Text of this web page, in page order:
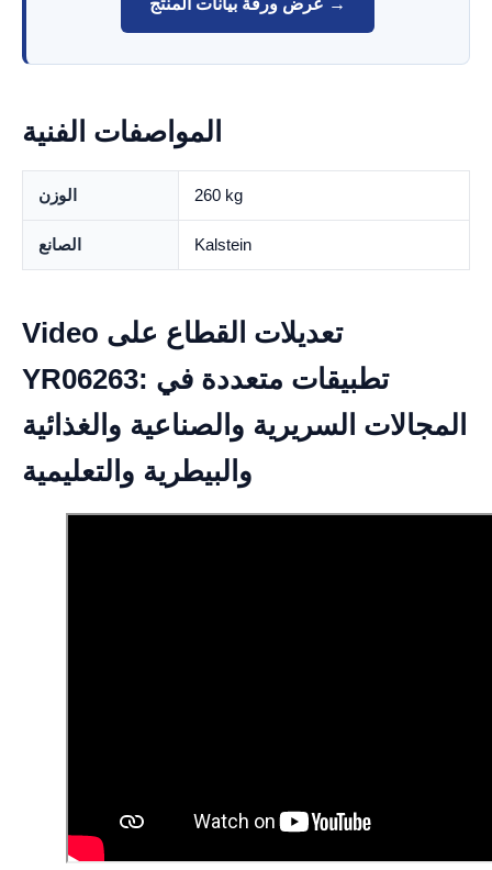
المواصفات الفنية
الوزن 260 kg
الصانع Kalstein
Video تعديلات القطاع على
YR06263: تطبيقات متعددة في
المجالات السريرية والصناعية والغذائية
والبيطرية والتعليمية